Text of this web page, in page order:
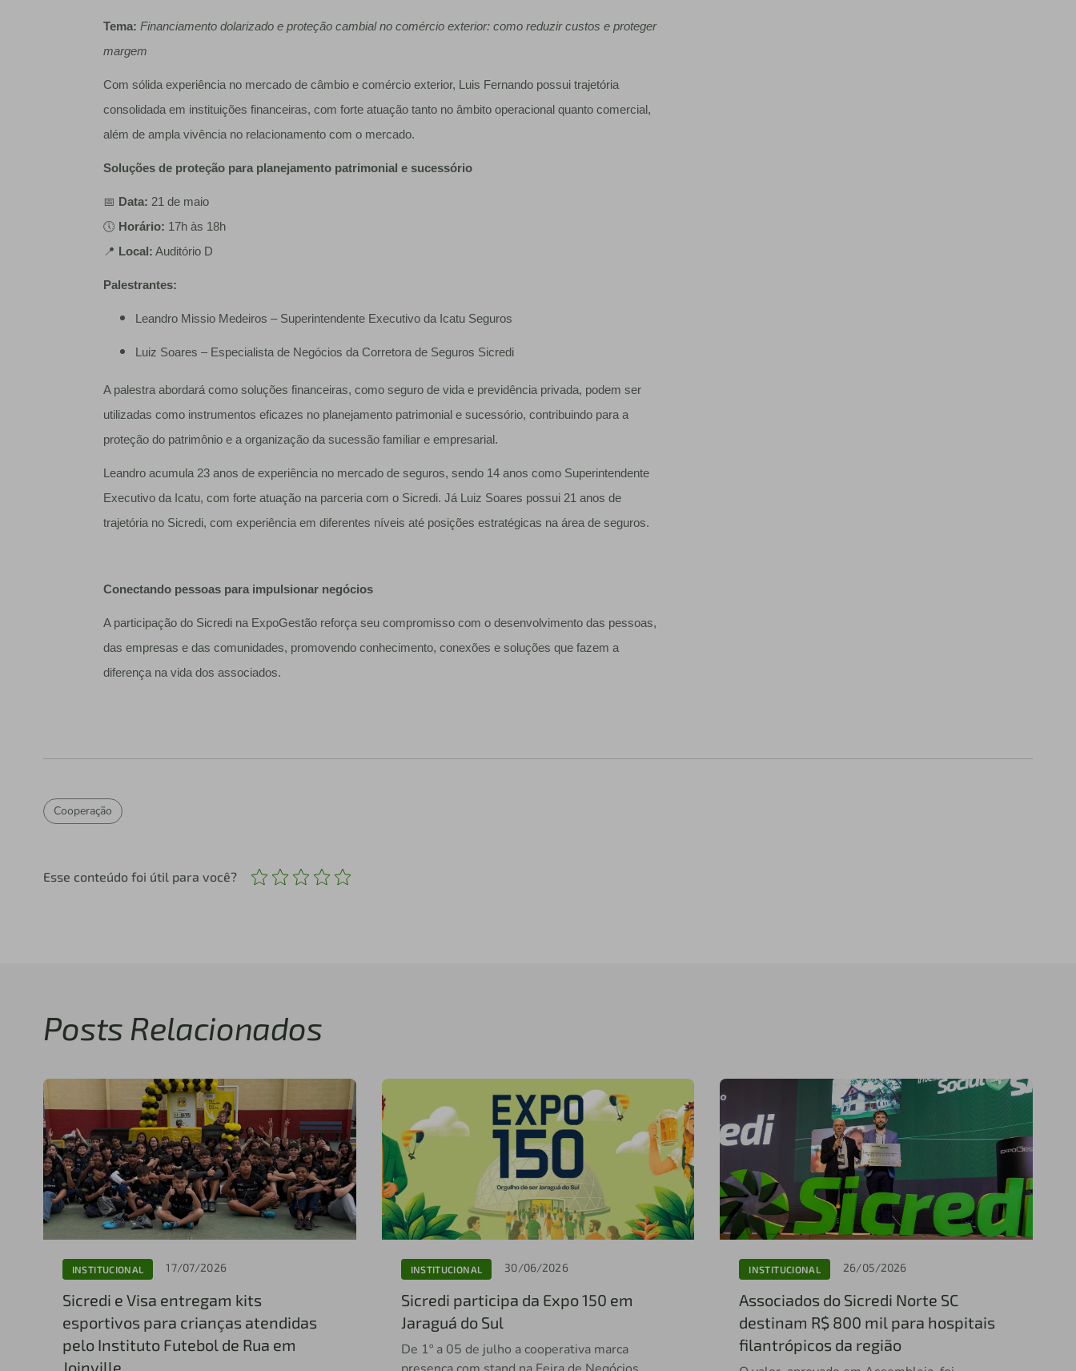
Tema: Financiamento dolarizado e proteção cambial no comércio exterior: como reduzir custos e proteger
margem
Com sólida experiência no mercado de câmbio e comércio exterior, Luis Fernando possui trajetória
consolidada em instituições financeiras, com forte atuação tanto no âmbito operacional quanto comercial,
além de ampla vivência no relacionamento com o mercado.
Soluções de proteção para planejamento patrimonial e sucessório
📅 Data: 21 de maio
🕔 Horário: 17h às 18h
📍 Local: Auditório D
Palestrantes:
Leandro Missio Medeiros – Superintendente Executivo da Icatu Seguros
Luiz Soares – Especialista de Negócios da Corretora de Seguros Sicredi
A palestra abordará como soluções financeiras, como seguro de vida e previdência privada, podem ser
utilizadas como instrumentos eficazes no planejamento patrimonial e sucessório, contribuindo para a
proteção do patrimônio e a organização da sucessão familiar e empresarial.
Leandro acumula 23 anos de experiência no mercado de seguros, sendo 14 anos como Superintendente
Executivo da Icatu, com forte atuação na parceria com o Sicredi. Já Luiz Soares possui 21 anos de
trajetória no Sicredi, com experiência em diferentes níveis até posições estratégicas na área de seguros.
Conectando pessoas para impulsionar negócios
A participação do Sicredi na ExpoGestão reforça seu compromisso com o desenvolvimento das pessoas,
das empresas e das comunidades, promovendo conhecimento, conexões e soluções que fazem a
diferença na vida dos associados.
Cooperação
Esse conteúdo foi útil para você?
Posts Relacionados
INSTITUCIONAL 17/07/2026
Sicredi e Visa entregam kits
esportivos para crianças atendidas
pelo Instituto Futebol de Rua em
Joinville
INSTITUCIONAL 30/06/2026
Sicredi participa da Expo 150 em
Jaraguá do Sul
De 1º a 05 de julho a cooperativa marca
INSTITUCIONAL 26/05/2026
Associados do Sicredi Norte SC
destinam R$ 800 mil para hospitais
filantrópicos da região